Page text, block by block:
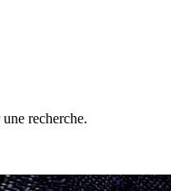
recherche.